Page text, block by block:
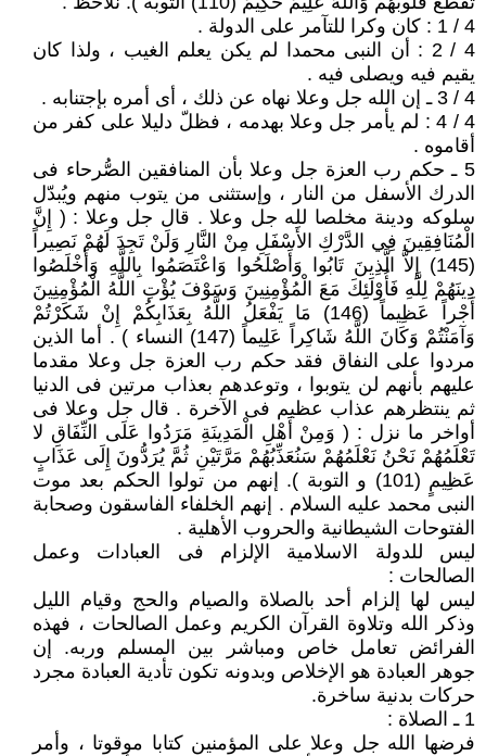
4 / 1 : كان وكرا للتآمر على الدولة .
4 / 2 : أن النبى محمدا لم يكن يعلم الغيب ، ولذا كان
يقيم فيه ويصلى فيه .
4 / 3 ـ إن الله جل وعلا نهاه عن ذلك ، أى أمره بإجتنابه .
4 / 4 : لم يأمر جل وعلا بهدمه ، فظلّ دليلا على كفر من
أقاموه .
5 ـ حكم رب العزة جل وعلا بأن المنافقين الصُّرحاء فى
الدرك الأسفل من النار ، وإستثنى من يتوب منهم ويُبدّل
سلوكه ودينة مخلصا لله جل وعلا . قال جل وعلا : ( إِنَّ
الْمُنَافِقِينَ فِي الدَّرْكِ الأَسْفَلِ مِنْ النَّارِ وَلَنْ تَجِدَ لَهُمْ نَصِيراً
(145) إِلاَّ الَّذِينَ تَابُوا وَأَصْلَحُوا وَاعْتَصَمُوا بِاللَّهِ وَأَخْلَصُوا
دِينَهُمْ لِلَّهِ فَأُوْلَئِكَ مَعَ الْمُؤْمِنِينَ وَسَوْفَ يُؤْتِ اللَّهُ الْمُؤْمِنِينَ
أَجْراً عَظِيماً (146) مَا يَفْعَلُ اللَّهُ بِعَذَابِكُمْ إِنْ شَكَرْتُمْ
وَآمَنْتُمْ وَكَانَ اللَّهُ شَاكِراً عَلِيماً (147) النساء ) . أما الذين
مردوا على النفاق فقد حكم رب العزة جل وعلا مقدما
عليهم بأنهم لن يتوبوا ، وتوعدهم بعذاب مرتين فى الدنيا
ثم ينتظرهم عذاب عظيم فى الآخرة . قال جل وعلا فى
أواخر ما نزل : ( وَمِنْ أَهْلِ الْمَدِينَةِ مَرَدُوا عَلَى النِّفَاقِ لا
تَعْلَمُهُمْ نَحْنُ نَعْلَمُهُمْ سَنُعَذِّبُهُمْ مَرَّتَيْنِ ثُمَّ يُرَدُّونَ إِلَى عَذَابٍ
عَظِيمٍ (101) و التوبة ). إنهم من تولوا الحكم بعد موت
النبى محمد عليه السلام . إنهم الخلفاء الفاسقون وصحابة
الفتوحات الشيطانية والحروب الأهلية .
ليس للدولة الاسلامية الإلزام فى العبادات وعمل
الصالحات :
ليس لها إلزام أحد بالصلاة والصيام والحج وقيام الليل
وذكر الله وتلاوة القرآن الكريم وعمل الصالحات ، فهذه
الفرائض تعامل خاص ومباشر بين المسلم وربه. إن
جوهر العبادة هو الإخلاص وبدونه تكون تأدية العبادة مجرد
حركات بدنية ساخرة.
1 ـ الصلاة :
فرضها الله جل وعلا على المؤمنين كتابا موقوتا ، وأمر